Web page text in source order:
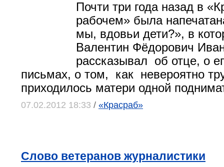
Почти три года назад в
рабочем» была
мы, вдовьи дети?», в
Валентин Фёдорович
рассказывал об отце, о
письмах, о том, как невероятно
приходилось матери одной
07.02.2012 18:33 / «Красраб»
Слово ветеранов журналистики